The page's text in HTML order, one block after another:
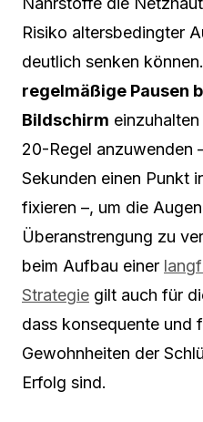
Risiko altersbedingter
deutlich senken
regelmäßige Pausen
Bildschirm
20-Regel anzuwenden
Sekunden einen Punkt
fixieren –, um die
Überanstrengung zu
beim Aufbau einer
Strategie gilt auch für
dass konsequente und
Gewohnheiten der
Erfolg sind.